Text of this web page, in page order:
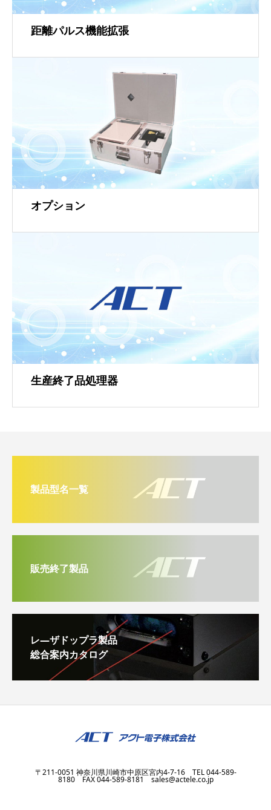
距離パルス機能拡張
オプション
生産終了品処理器
製品型名一覧
販売終了製品
レ―ザドップラ製品
総合案内カタログ
〒211-0051 神奈川県川崎市中原区宮内4-7-16 TEL 044-589-
8180 FAX 044-589-8181 sales@actele.co.jp